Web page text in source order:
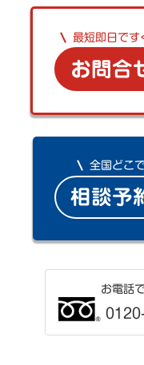
最短即日です
お問合
全国どこ
相談予
お電話